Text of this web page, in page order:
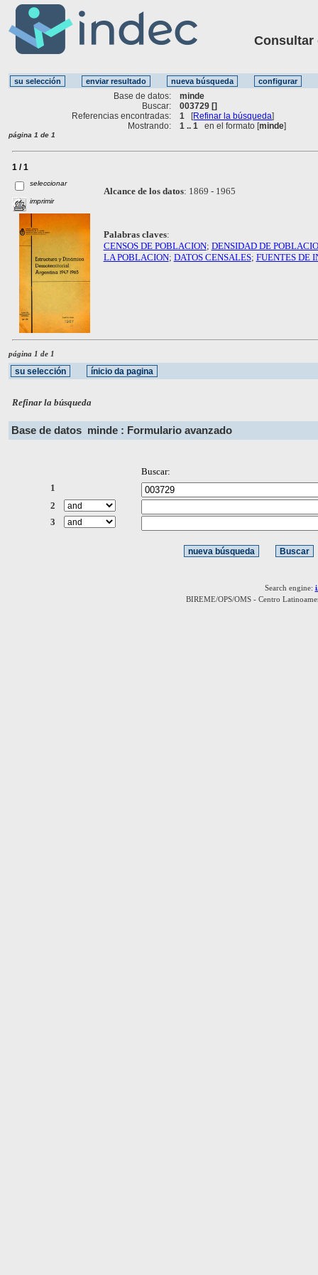
Consultar
Base de datos:
minde
Buscar:
003729 []
Referencias encontradas:
1 [Refinar la búsqueda]
Mostrando:
1 .. 1 en el formato [minde]
página 1 de 1
1 / 1
seleccionar
imprimir
Alcance de los datos: 1869 - 1965
Palabras claves:
CENSOS DE POBLACION; DENSIDAD DE
LA POBLACION; DATOS CENSALES; FUENTES DE
página 1 de 1
Refinar la búsqueda
Base de datos minde : Formulario avanzado
Buscar:
1
2
3
Search engine:
BIREME/OPS/OMS - Centro